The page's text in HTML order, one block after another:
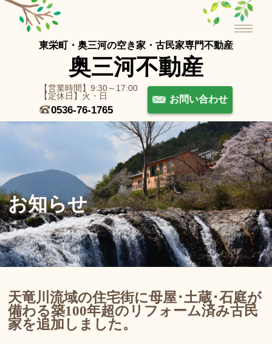
東栄町・奥三河の空き家・古⺠家専⾨不動産
奥三河不動産
【営業時間】9:30～17:00
【定休日】火・日
0536-76-1765
お問い合わせ
お知らせ
天竜川流域の住宅街に母屋･土蔵･石庭が
備わる築100年超のリフォーム済み古民
家を追加しました。